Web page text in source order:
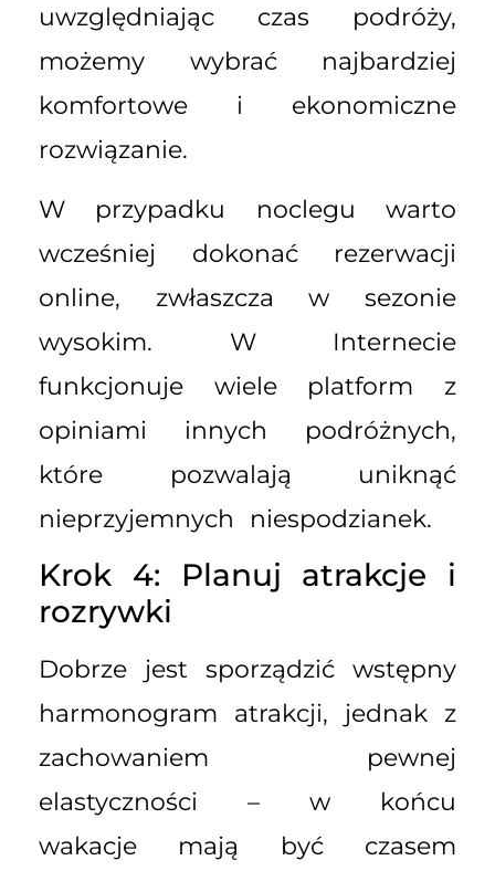
uwzględniając czas podróży,
możemy wybrać najbardziej
komfortowe i ekonomiczne
rozwiązanie.
W przypadku noclegu warto
wcześniej dokonać rezerwacji
online, zwłaszcza w sezonie
wysokim. W Internecie
funkcjonuje wiele platform z
opiniami innych podróżnych,
które pozwalają uniknąć
nieprzyjemnych niespodzianek.
Krok 4: Planuj atrakcje i
rozrywki
Dobrze jest sporządzić wstępny
harmonogram atrakcji, jednak z
zachowaniem pewnej
elastyczności – w końcu
wakacje mają być czasem